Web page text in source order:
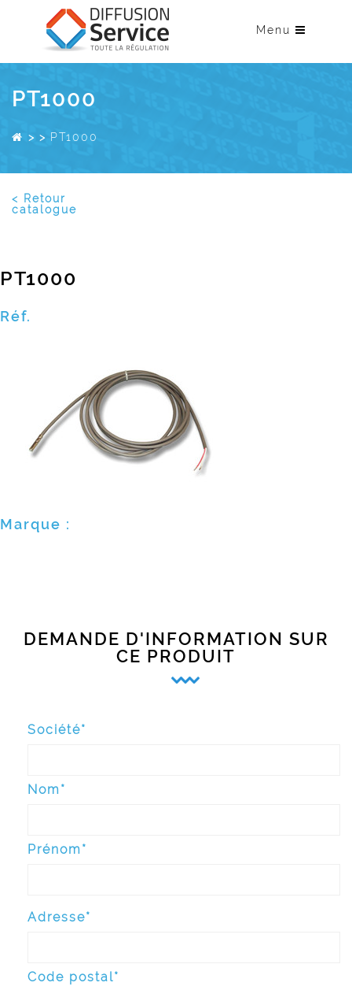
Menu
PT1000
> > PT1000
< Retour
catalogue
PT1000
Réf.
Marque :
DEMANDE D'INFORMATION SUR
CE PRODUIT
Société*
Nom*
Prénom*
Adresse*
Code postal*